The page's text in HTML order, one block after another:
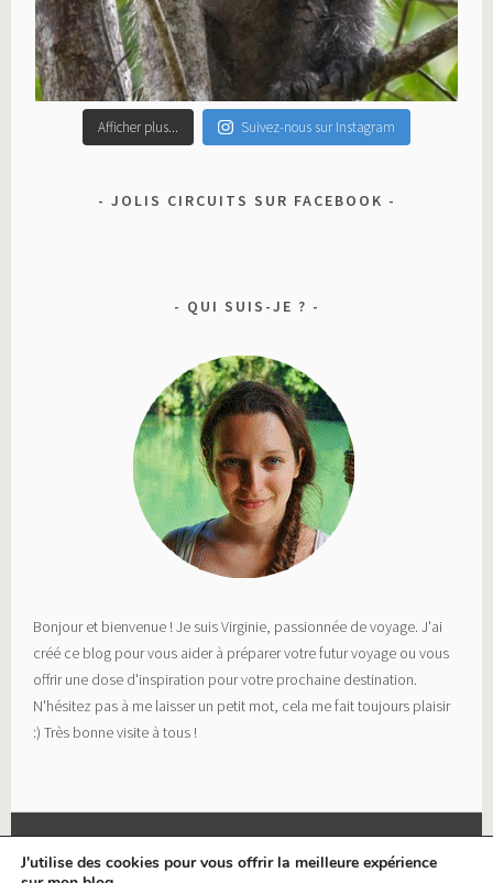
Afficher plus... Suivez-nous sur Instagram
JOLIS CIRCUITS SUR FACEBOOK
QUI SUIS-JE ?
Bonjour et bienvenue ! Je suis Virginie, passionnée de voyage. J'ai
créé ce blog pour vous aider à préparer votre futur voyage ou vous
offrir une dose d'inspiration pour votre prochaine destination.
N'hésitez pas à me laisser un petit mot, cela me fait toujours plaisir
:) Très bonne visite à tous !
J'utilise des cookies pour vous offrir la meilleure expérience